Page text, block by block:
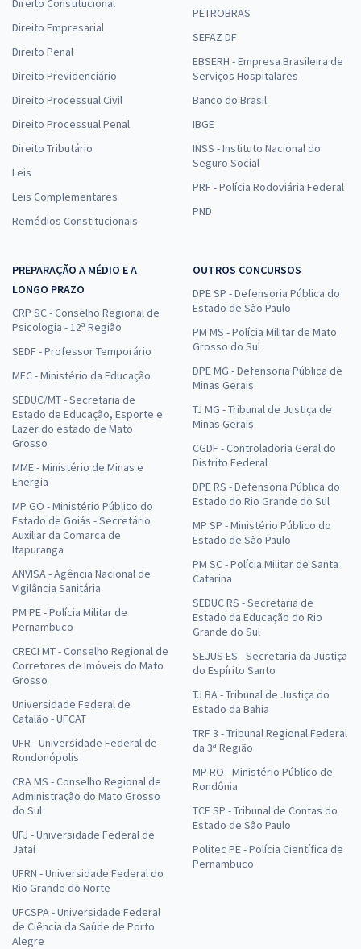
Direito Constitucional
Direito Empresarial
Direito Penal
Direito Previdenciário
Direito Processual Civil
Direito Processual Penal
Direito Tributário
Leis
Leis Complementares
Remédios Constitucionais
PETROBRAS
SEFAZ DF
EBSERH - Empresa Brasileira de
Serviços Hospitalares
Banco do Brasil
IBGE
INSS - Instituto Nacional do
Seguro Social
PRF - Polícia Rodoviária Federal
PND
PREPARAÇÃO A MÉDIO E A
LONGO PRAZO
CRP SC - Conselho Regional de
Psicologia - 12ª Região
SEDF - Professor Temporário
MEC - Ministério da Educação
SEDUC/MT - Secretaria de
Estado de Educação, Esporte e
Lazer do estado de Mato
Grosso
MME - Ministério de Minas e
Energia
MP GO - Ministério Público do
Estado de Goiás - Secretário
Auxiliar da Comarca de
Itapuranga
ANVISA - Agência Nacional de
Vigilância Sanitária
PM PE - Polícia Militar de
Pernambuco
CRECI MT - Conselho Regional de
Corretores de Imóveis do Mato
Grosso
Universidade Federal de
Catalão - UFCAT
UFR - Universidade Federal de
Rondonópolis
CRA MS - Conselho Regional de
Administração do Mato Grosso
do Sul
UFJ - Universidade Federal de
Jataí
UFRN - Universidade Federal do
Rio Grande do Norte
UFCSPA - Universidade Federal
de Ciência da Saúde de Porto
Alegre
OUTROS CONCURSOS
DPE SP - Defensoria Pública do
Estado de São Paulo
PM MS - Polícia Militar de Mato
Grosso do Sul
DPE MG - Defensoria Pública de
Minas Gerais
TJ MG - Tribunal de Justiça de
Minas Gerais
CGDF - Controladoria Geral do
Distrito Federal
DPE RS - Defensoria Pública do
Estado do Rio Grande do Sul
MP SP - Ministério Público do
Estado de São Paulo
PM SC - Polícia Militar de Santa
Catarina
SEDUC RS - Secretaria de
Estado da Educação do Rio
Grande do Sul
SEJUS ES - Secretaria da Justiça
do Espírito Santo
TJ BA - Tribunal de Justiça do
Estado da Bahia
TRF 3 - Tribunal Regional Federal
da 3ª Região
MP RO - Ministério Público de
Rondônia
TCE SP - Tribunal de Contas do
Estado de São Paulo
Politec PE - Polícia Científica de
Pernambuco